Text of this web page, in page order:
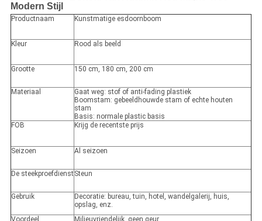
Modern Stijl
Productnaam Kunstmatige esdoornboom
Kleur Rood als beeld
Grootte 150 cm, 180 cm, 200 cm
Materiaal
Gaat weg: stof of anti-fading plastiek
Boomstam: gebeeldhouwde stam of echte houten
stam
Basis: normale plastic basis
FOB
Krijg de recentste prijs
Seizoen Al seizoen
De steekproefdienstSteun
Gebruik
Decoratie: bureau, tuin, hotel, wandelgalerij, huis,
opslag, enz.